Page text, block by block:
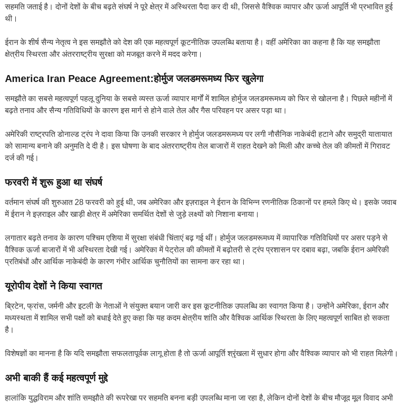
सहमति जताई है। दोनों देशों के बीच बढ़ते संघर्ष ने पूरे क्षेत्र में अस्थिरता पैदा कर दी थी, जिससे वैश्विक व्यापार और ऊर्जा आपूर्ति भी प्रभावित हुई
थी।
ईरान के शीर्ष सैन्य नेतृत्व ने इस समझौते को देश की एक महत्वपूर्ण कूटनीतिक उपलब्धि बताया है। वहीं अमेरिका का कहना है कि यह समझौता
क्षेत्रीय स्थिरता और अंतरराष्ट्रीय सुरक्षा को मजबूत करने में मदद करेगा।
America Iran Peace Agreement:होर्मुज जलडमरूमध्य फिर खुलेगा
समझौते का सबसे महत्वपूर्ण पहलू दुनिया के सबसे व्यस्त ऊर्जा व्यापार मार्गों में शामिल होर्मुज जलडमरूमध्य को फिर से खोलना है। पिछले महीनों में
बढ़ते तनाव और सैन्य गतिविधियों के कारण इस मार्ग से होने वाले तेल और गैस परिवहन पर असर पड़ा था।
अमेरिकी राष्ट्रपति डोनाल्ड ट्रंप ने दावा किया कि उनकी सरकार ने होर्मुज जलडमरूमध्य पर लगी नौसैनिक नाकेबंदी हटाने और समुद्री यातायात
को सामान्य बनाने की अनुमति दे दी है। इस घोषणा के बाद अंतरराष्ट्रीय तेल बाजारों में राहत देखने को मिली और कच्चे तेल की कीमतों में गिरावट
दर्ज की गई।
फरवरी में शुरू हुआ था संघर्ष
वर्तमान संघर्ष की शुरुआत 28 फरवरी को हुई थी, जब अमेरिका और इज़राइल ने ईरान के विभिन्न रणनीतिक ठिकानों पर हमले किए थे। इसके जवाब
में ईरान ने इज़राइल और खाड़ी क्षेत्र में अमेरिका समर्थित देशों से जुड़े लक्ष्यों को निशाना बनाया।
लगातार बढ़ते तनाव के कारण पश्चिम एशिया में सुरक्षा संबंधी चिंताएं बढ़ गई थीं। होर्मुज जलडमरूमध्य में व्यापारिक गतिविधियों पर असर पड़ने से
वैश्विक ऊर्जा बाजारों में भी अस्थिरता देखी गई। अमेरिका में पेट्रोल की कीमतों में बढ़ोतरी से ट्रंप प्रशासन पर दबाव बढ़ा, जबकि ईरान अमेरिकी
प्रतिबंधों और आर्थिक नाकेबंदी के कारण गंभीर आर्थिक चुनौतियों का सामना कर रहा था।
यूरोपीय देशों ने किया स्वागत
ब्रिटेन, फ्रांस, जर्मनी और इटली के नेताओं ने संयुक्त बयान जारी कर इस कूटनीतिक उपलब्धि का स्वागत किया है। उन्होंने अमेरिका, ईरान और
मध्यस्थता में शामिल सभी पक्षों को बधाई देते हुए कहा कि यह कदम क्षेत्रीय शांति और वैश्विक आर्थिक स्थिरता के लिए महत्वपूर्ण साबित हो सकता
है।
विशेषज्ञों का मानना है कि यदि समझौता सफलतापूर्वक लागू होता है तो ऊर्जा आपूर्ति श्रृंखला में सुधार होगा और वैश्विक व्यापार को भी राहत मिलेगी।
अभी बाकी हैं कई महत्वपूर्ण मुद्दे
हालांकि युद्धविराम और शांति समझौते की रूपरेखा पर सहमति बनना बड़ी उपलब्धि माना जा रहा है, लेकिन दोनों देशों के बीच मौजूद मूल विवाद अभी